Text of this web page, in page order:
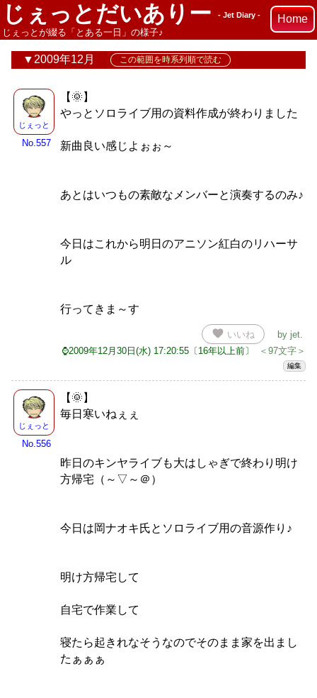
じぇっとだいありー- Jet Diary -
じぇっとが綴る「とある一日」の様子♪
Home
2009年12月 この範囲を時系列順で読む
じぇっと
No.557
【🌞】
やっとソロライブ用の資料作成が終わりました
新曲良い感じよぉぉ～
あとはいつもの素敵なメンバーと演奏するのみ♪
今日はこれから明日のアニソン紅白のリハーサ
ル
行ってきま～す
favorite いいね by jet
⌚2009年12月30日(水) 17:20:55〔16年以上前〕
＜97文字＞
編集
じぇっと
No.556
【🌞】
毎日寒いねぇぇ
昨日のキンヤライブも大はしゃぎで終わり明け
方帰宅（～▽～＠）
今日は岡ナオキ氏とソロライブ用の音源作り♪
明け方帰宅して
自宅で作業して
寝たら起きれなそうなのでそのまま家を出まし
たぁぁぁ